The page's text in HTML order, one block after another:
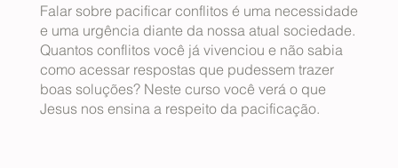
Falar sobre pacificar conflitos é uma necessidade
e uma urgência diante da nossa atual sociedade.
Quantos conflitos você já vivenciou e não sabia
como acessar respostas que pudessem trazer
boas soluções? Neste curso você verá o que
Jesus nos ensina a respeito da pacificação.